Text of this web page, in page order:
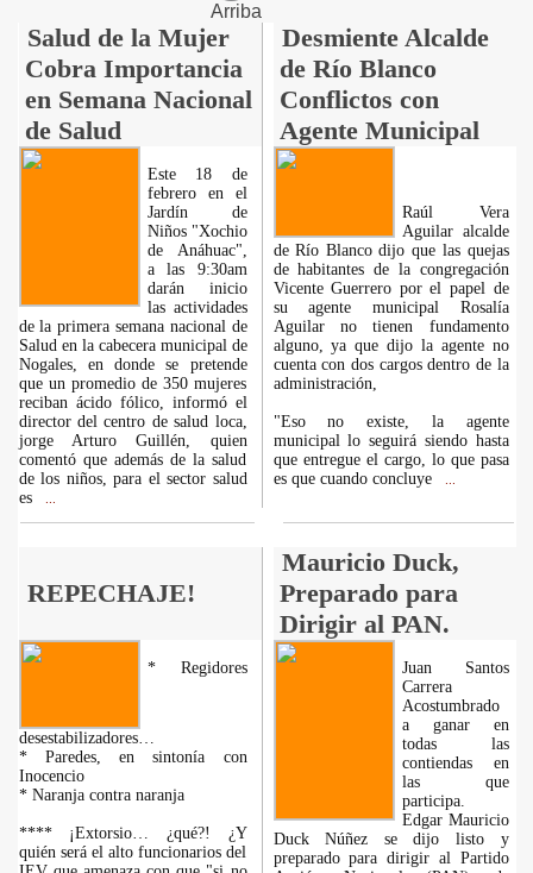
Arriba
Salud de la Mujer
Cobra Importancia
en Semana Nacional
de Salud
Desmiente Alcalde
de Río Blanco
Conflictos con
Agente Municipal
Este 18 de
febrero en el
Jardín de
Niños "Xochio
de Anáhuac",
a las 9:30am
darán inicio
las actividades
de la primera semana nacional de
Salud en la cabecera municipal de
Nogales, en donde se pretende
que un promedio de 350 mujeres
reciban ácido fólico, informó el
director del centro de salud loca,
jorge Arturo Guillén, quien
comentó que además de la salud
de los niños, para el sector salud
es
Raúl Vera
Aguilar alcalde
de Río Blanco dijo que las quejas
de habitantes de la congregación
Vicente Guerrero por el papel de
su agente municipal Rosalía
Aguilar no tienen fundamento
alguno, ya que dijo la agente no
cuenta con dos cargos dentro de la
administración,
"Eso no existe, la agente
municipal lo seguirá siendo hasta
que entregue el cargo, lo que pasa
es que cuando concluye
REPECHAJE!
Mauricio Duck,
Preparado para
Dirigir al PAN.
* Regidores
desestabilizadores…
* Paredes, en sintonía con
Inocencio
* Naranja contra naranja
**** ¡Extorsio… ¿qué?! ¿Y
quién será el alto funcionarios del
Juan Santos
Carrera
Acostumbrado
a ganar en
todas las
contiendas en
las que
participa.
Edgar Mauricio
Duck Núñez se dijo listo y
preparado para dirigir al Partido